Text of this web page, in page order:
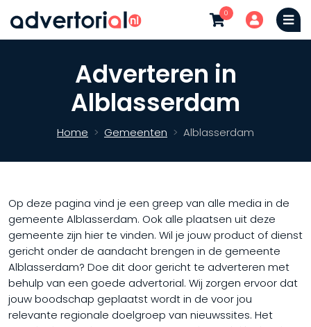
0
Adverteren in
Alblasserdam
Home Gemeenten Alblasserdam
Op deze pagina vind je een greep van alle media in de
gemeente Alblasserdam. Ook alle plaatsen uit deze
gemeente zijn hier te vinden. Wil je jouw product of dienst
gericht onder de aandacht brengen in de gemeente
Alblasserdam? Doe dit door gericht te adverteren met
behulp van een goede advertorial. Wij zorgen ervoor dat
jouw boodschap geplaatst wordt in de voor jou
relevante regionale doelgroep van nieuwssites. Het